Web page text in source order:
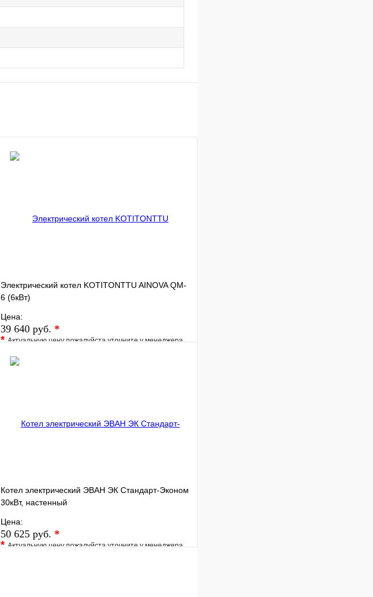
Электрический котел KOTITONTTU AINOVA QM-
6 (6кВт)
Цена:
39 640 руб. *
*Актуальную цену пожалуйста уточните у менеджера
В избранное
Котел электрический ЭВАН ЭК Стандарт-Эконом
30кВт, настенный
Цена:
50 625 руб. *
*Актуальную цену пожалуйста уточните у менеджера